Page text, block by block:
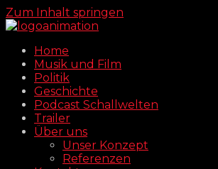
Zum Inhalt springen
Home
Musik und Film
Politik
Geschichte
Podcast Schallwelten
Trailer
Über uns
Unser Konzept
Referenzen